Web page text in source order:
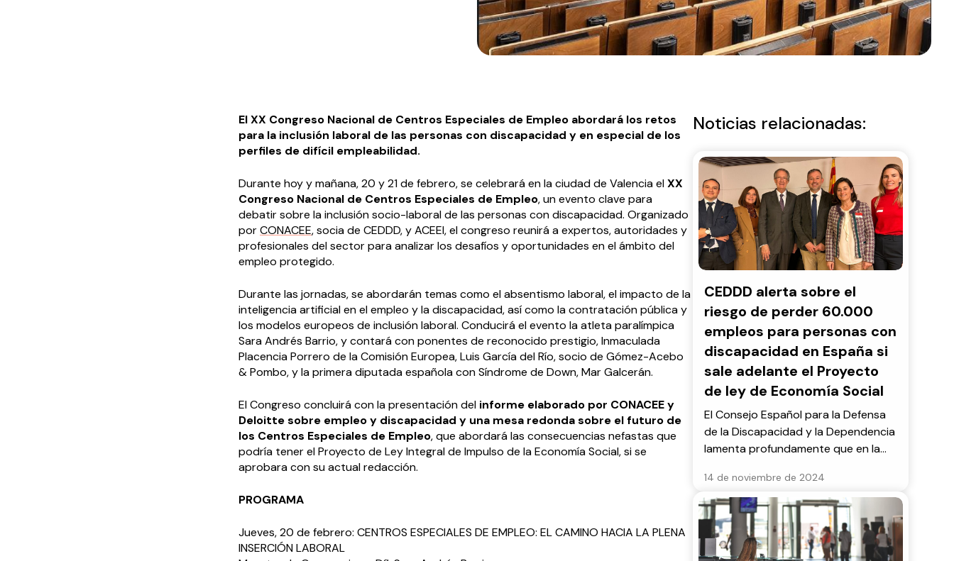
El XX Congreso Nacional de Centros Especiales de Empleo abordará los retos
para la inclusión laboral de las personas con discapacidad y en especial de los
perfiles de difícil empleabilidad.
Durante hoy y mañana, 20 y 21 de febrero, se celebrará en la ciudad de Valencia elXX
Congreso Nacional de Centros Especiales de Empleo, un evento clave para
debatir sobre la inclusión socio-laboral de las personas con discapacidad. Organizado
porCONACEE, socia de CEDDD, y ACEEI, el congreso reunirá a expertos, autoridades y
profesionales del sector para analizar los desafíos y oportunidades en el ámbito del
empleo protegido.
Durante las jornadas, se abordarán temas como el absentismo laboral, el impacto de la
inteligencia artificial en el empleo y la discapacidad, así como la contratación pública y
los modelos europeos de inclusión laboral. Conducirá el evento la atleta paralímpica
Sara Andrés Barrio, y contará con ponentes de reconocido prestigio, Inmaculada
Placencia Porrero de la Comisión Europea, Luis García del Río, socio de Gómez-Acebo
& Pombo, y la primera diputada española con Síndrome de Down, Mar Galcerán.
El Congreso concluirá con la presentación del informe elaborado por CONACEE y
Deloitte sobre empleo y discapacidad y una mesa redonda sobre el futuro de
los Centros Especiales de Empleo, que abordará las consecuencias nefastas que
podría tener el Proyecto de Ley Integral de Impulso de la Economía Social, si se
aprobara con su actual redacción.
PROGRAMA
Jueves, 20 de febrero: CENTROS ESPECIALES DE EMPLEO: EL CAMINO HACIA LA PLENA
INSERCIÓN LABORAL
Noticias relacionadas:
CEDDD alerta sobre el
riesgo de perder 60.000
empleos para personas con
discapacidad en España si
sale adelante el Proyecto
de ley de Economía Social
El Consejo Español para la Defensa
de la Discapacidad y la Dependencia
lamenta profundamente que en la
5/2011, de 29 de marzo, de Economía
Social, no se haya contado con
CONACEE, primera y más antigua
Patronal de Centros Especiales de
Empleo de España.
14 de noviembre de 2024